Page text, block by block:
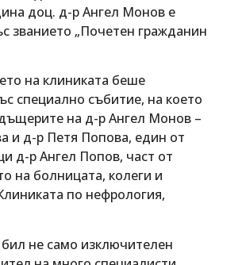
доц. д-р Ангел Монов е
званието „Почетен гражданин
на клиниката беше
специално събитие, на което
на д-р Ангел Монов –
и д-р Петя Попова, един от
д-р Ангел Попов, част от
на болницата, колеги и
по нефрология,
не само изключителен